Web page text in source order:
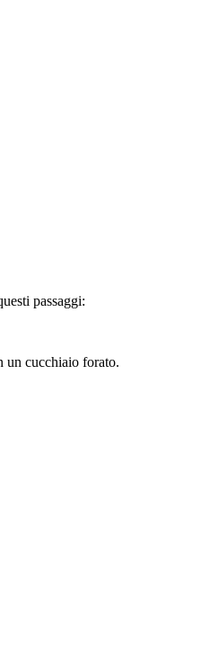
passaggi:
un cucchiaio forato.